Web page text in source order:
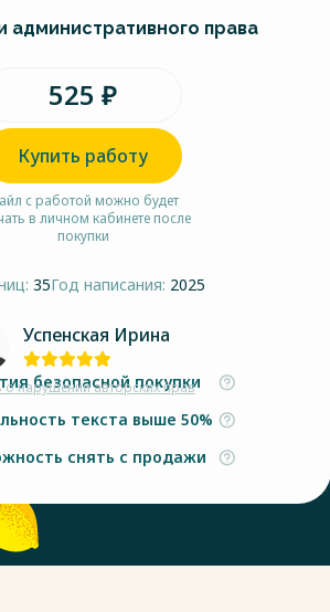
административного права
525 ₽
Купить работу
с работой можно будет
в личном кабинете после
покупки
35Год написания: 2025
Успенская Ирина
нарушении авторских прав
безопасной покупки
текста выше 50%
снять с продажи